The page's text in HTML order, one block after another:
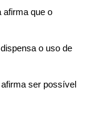
afirma que o
o uso de
ser possível